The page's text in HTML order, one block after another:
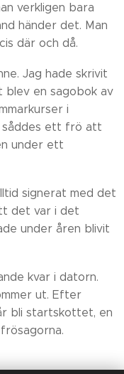
verkligen bara
händer det. Man
där och då.
Jag hade skrivit
blev en sagobok av
i
såddes ett frö att
under ett
signerat med det
det var i det
under åren blivit
kvar i datorn.
ut. Efter
bli startskottet, en